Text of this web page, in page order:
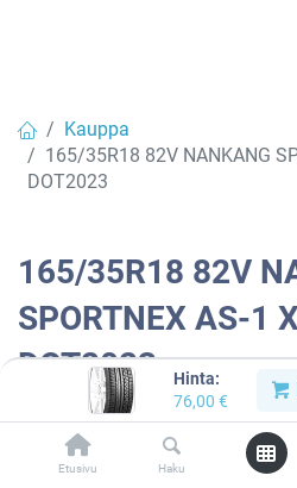
Hinta:
76,00 €
Etusivu Haku
Kauppa
165/35R18 82V NANKANG
DOT2023
165/35R18 82V
SPORTNEX AS-1
DOT2023
Tuotekoodi:982399
76,00€